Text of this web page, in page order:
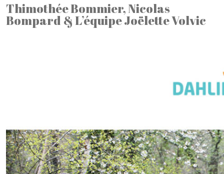
Thimothée Bommier, Nicolas
Bompard & L’équipe Joëlette Volvic